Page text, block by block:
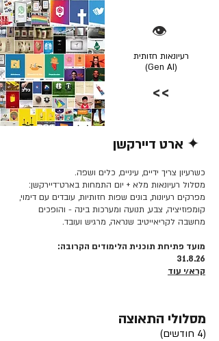
👁️
רעיונאות חזותית
(Gen AI)
>>
✦ ארט דיירקשן
כשרעיון צריך ידיים, עיניים, כלים ושפה.
מסלול רעיונאות מלא + יום התמחות בארט־דיירקשן:
מפרקים רעיונות, בונים שפות חזותיות, עובדים עם דימוי,
קומפוזיציה, צבע, תנועה ומערכות בינה - והופכים
מחשבה לקריאייטיב שנראה, מרגיש ועובד.
מועד פתיחת תוכנית הלימודים הקרובה:
31.8.26
קרא/י עוד
מסלולי התאוצה
(4 חודשים)